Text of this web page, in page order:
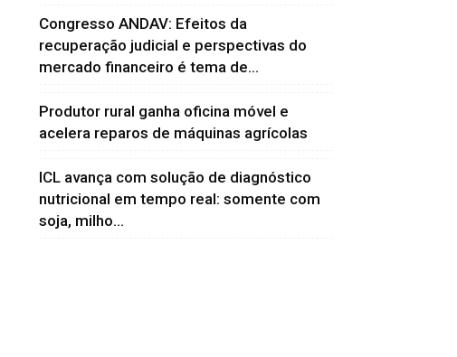
Congresso ANDAV: Efeitos da
recuperação judicial e perspectivas do
mercado financeiro é tema de...
Produtor rural ganha oficina móvel e
acelera reparos de máquinas agrícolas
ICL avança com solução de diagnóstico
nutricional em tempo real: somente com
soja, milho...